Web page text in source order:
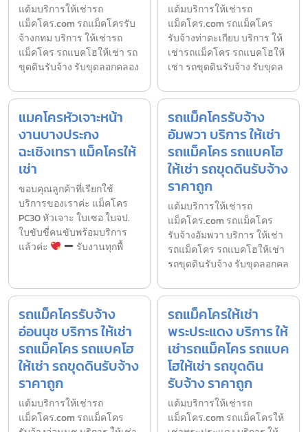
แต้มบริการให้เช่ารถ
แม็คโคร.com รถแม็คโครรับ
จ้างกทม บริการ ให้เช่ารถ
แม็คโคร รถแบคโฮให้เช่า รถ
ขุดดินรับจ้าง รับขุดลอกคลอง
แต้มบริการให้เช่ารถ
แม็คโคร.com รถแม็คโคร
รับจ้างท่าตะเกียบ บริการ ให้
เช่ารถแม็คโคร รถแบคโฮให้
เช่า รถขุดดินรับจ้าง รับขุดล
แมคโครหัวเจาะหน้า
งานบางประกง
ฉะเชิงเทรา แม็คโครให้
เช่า
ขอบคุณลูกค้าที่เรียกใช้
บริการของเราค่ะ แม็คโคร
PC30 หัวเจาะ ใบเซอ ใบจป.
ใบขับขี่คนขับพร้อมบริการ
แล้วค่ะ
รับงานทุกพื้
รถแม็คโครรับจ้าง
อัมพวา บริการ ให้เช่า
รถแม็คโคร รถแบคโฮ
ให้เช่า รถขุดดินรับจ้าง
ราคาถูก
แต้มบริการให้เช่ารถ
แม็คโคร.com รถแม็คโคร
รับจ้างอัมพวา บริการ ให้เช่า
รถแม็คโคร รถแบคโฮให้เช่า
รถขุดดินรับจ้าง รับขุดลอกคล
รถแม็คโครรับจ้าง
อ่อนนุช บริการ ให้เช่า
รถแม็คโคร รถแบคโฮ
ให้เช่า รถขุดดินรับจ้าง
ราคาถูก
แต้มบริการให้เช่ารถ
แม็คโคร.com รถแม็คโคร
รถแม็คโครให้เช่า
พระประแดง บริการ ให้
เช่ารถแม็คโคร รถแบค
โฮให้เช่า รถขุดดิน
รับจ้าง ราคาถูก
แต้มบริการให้เช่ารถ
แม็คโคร.com รถแม็คโครให้